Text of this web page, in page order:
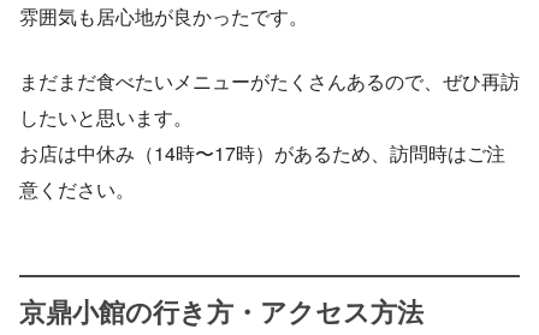
雰囲気も居心地が良かったです。
まだまだ食べたいメニューがたくさんあるので、ぜひ再訪
したいと思います。
お店は中休み（14時〜17時）があるため、訪問時はご注
意ください。
京鼎小館の行き方・アクセス方法